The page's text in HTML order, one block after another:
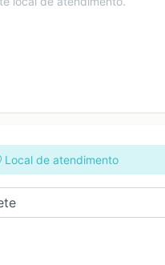
Local de atendimento